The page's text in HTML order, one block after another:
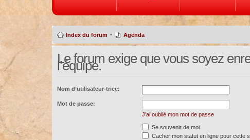
Index du forum • Agenda
Le forum exige que vous soyez
l’équipe.
Nom d’utilisateur-trice:
Mot de passe:
J’ai oublié mon mot de passe
Se souvenir de moi
Cacher mon statut en ligne pour cette